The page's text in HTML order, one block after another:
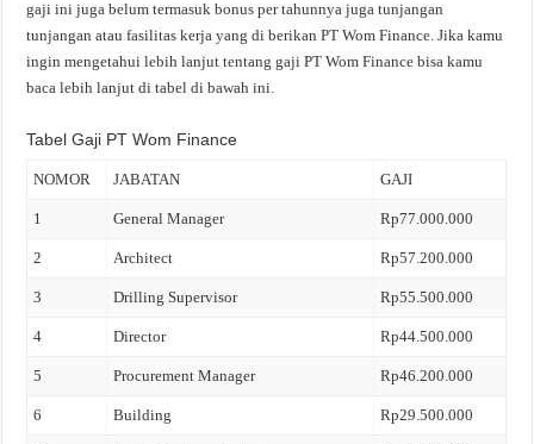
gaji ini juga belum termasuk bonus per tahunnya juga tunjangan
tunjangan atau fasilitas kerja yang di berikan PT Wom Finance. Jika kamu
ingin mengetahui lebih lanjut tentang gaji PT Wom Finance bisa kamu
baca lebih lanjut di tabel di bawah ini.
Tabel Gaji PT Wom Finance
NOMOR JABATAN GAJI
1 General Manager Rp77.000.000
2 Architect Rp57.200.000
3 Drilling Supervisor Rp55.500.000
4 Director Rp44.500.000
5 Procurement Manager Rp46.200.000
6 Building Rp29.500.000